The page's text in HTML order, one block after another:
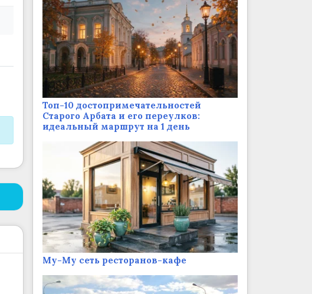
Топ-10 достопримечательностей
Старого Арбата и его переулков:
идеальный маршрут на 1 день
Му-Му сеть ресторанов-кафе